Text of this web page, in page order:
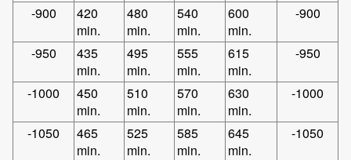
-900
420
min.
480
min.
540
min.
600
min.
-900
-950
435
min.
495
min.
555
min.
615
min.
-950
-1000
450
min.
510
min.
570
min.
630
min.
-1000
-1050
465
min.
525
min.
585
min.
645
min.
-1050